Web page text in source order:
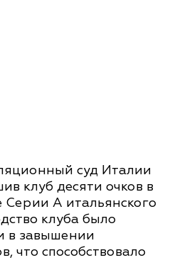
суд Италии
клуб десяти очков в
А итальянского
клуба было
в завышении
что способствовало